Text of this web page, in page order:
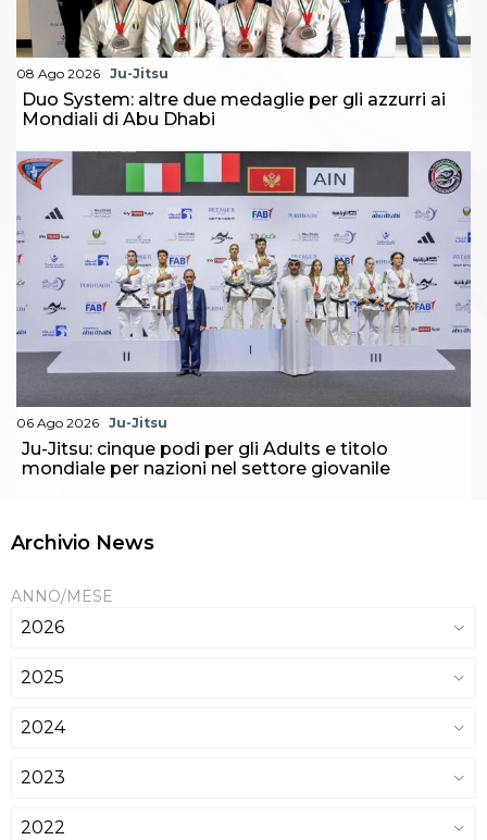
08 Ago 2026 Ju-Jitsu
Duo System: altre due medaglie per gli azzurri ai
Mondiali di Abu Dhabi
06 Ago 2026 Ju-Jitsu
Ju-Jitsu: cinque podi per gli Adults e titolo
mondiale per nazioni nel settore giovanile
Archivio News
ANNO/MESE
2026
2025
2024
2023
2022